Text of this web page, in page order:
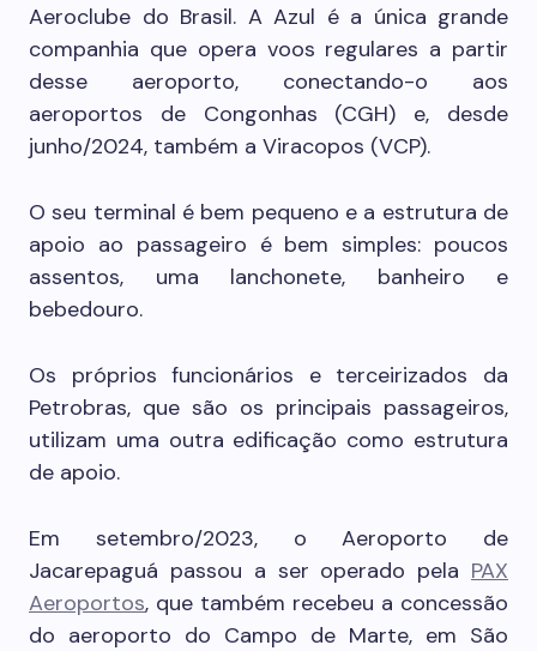
Aeroclube do Brasil. A Azul é a única grande
companhia que opera voos regulares a partir
desse aeroporto, conectando-o aos
aeroportos de Congonhas (CGH) e, desde
junho/2024, também a Viracopos (VCP).
O seu terminal é bem pequeno e a estrutura de
apoio ao passageiro é bem simples: poucos
assentos, uma lanchonete, banheiro e
bebedouro.
Os próprios funcionários e terceirizados da
Petrobras, que são os principais passageiros,
utilizam uma outra edificação como estrutura
de apoio.
Em setembro/2023, o Aeroporto de
Jacarepaguá passou a ser operado pela PAX
Aeroportos, que também recebeu a concessão
do aeroporto do Campo de Marte, em São